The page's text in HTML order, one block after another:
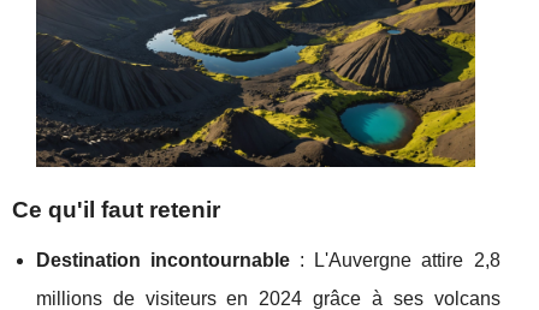
Ce qu'il faut retenir
Destination incontournable : L'Auvergne attire 2,8
millions de visiteurs en 2024 grâce à ses volcans